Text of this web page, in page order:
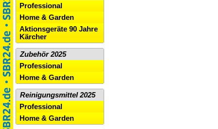
Professional
Home & Garden
Aktionsgeräte 90 Jahre
Kärcher
Zubehör 2025
Professional
Home & Garden
Reinigungsmittel 2025
Professional
Home & Garden